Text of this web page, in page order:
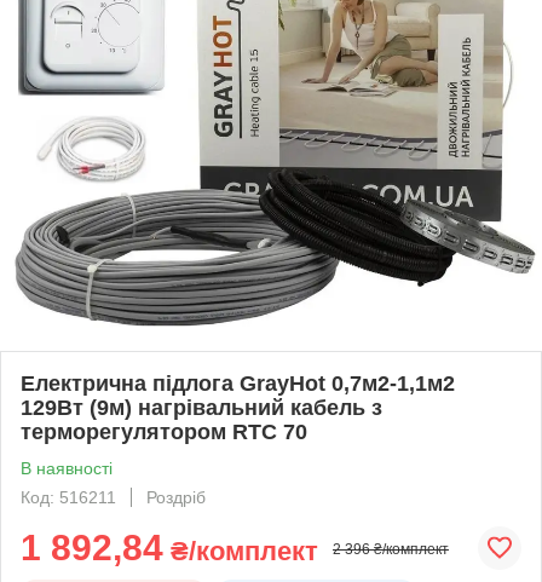
Електрична підлога GrayHot 0,7м2-1,1м2
129Вт (9м) нагрівальний кабель з
терморегулятором RTC 70
В наявності
Код: 516211
Роздріб
1 892,84 ₴/комплект 2 396 ₴/комплект